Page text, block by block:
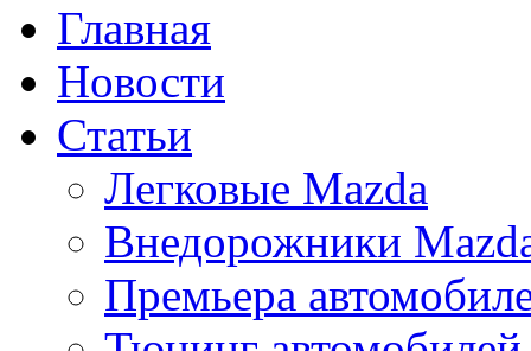
Главная
Новости
Статьи
Легковые Mazda
Внедорожники
Премьера